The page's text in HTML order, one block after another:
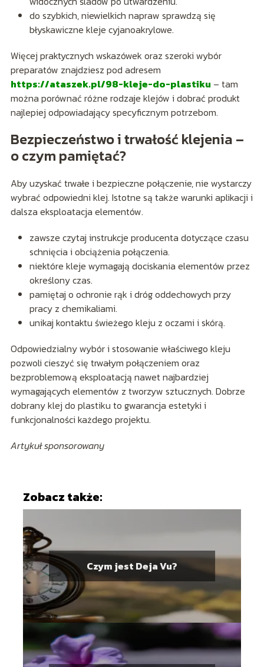
do szybkich, niewielkich napraw sprawdzą się
błyskawiczne kleje cyjanoakrylowe.
Więcej praktycznych wskazówek oraz szeroki wybór
preparatów znajdziesz pod adresem
https://ataszek.pl/98-kleje-do-plastiku – tam
można porównać różne rodzaje klejów i dobrać produkt
najlepiej odpowiadający specyficznym potrzebom.
Bezpieczeństwo i trwałość klejenia –
o czym pamiętać?
Aby uzyskać trwałe i bezpieczne połączenie, nie wystarczy
wybrać odpowiedni klej. Istotne są także warunki aplikacji i
dalsza eksploatacja elementów.
zawsze czytaj instrukcje producenta dotyczące czasu
schnięcia i obciążenia połączenia.
niektóre kleje wymagają dociskania elementów przez
określony czas.
pamiętaj o ochronie rąk i dróg oddechowych przy
pracy z chemikaliami.
unikaj kontaktu świeżego kleju z oczami i skórą.
Odpowiedzialny wybór i stosowanie właściwego kleju
pozwoli cieszyć się trwałym połączeniem oraz
bezproblemową eksploatacją nawet najbardziej
wymagających elementów z tworzyw sztucznych. Dobrze
dobrany klej do plastiku to gwarancja estetyki i
funkcjonalności każdego projektu.
Artykuł sponsorowany
Zobacz także:
Czym jest Deja Vu?